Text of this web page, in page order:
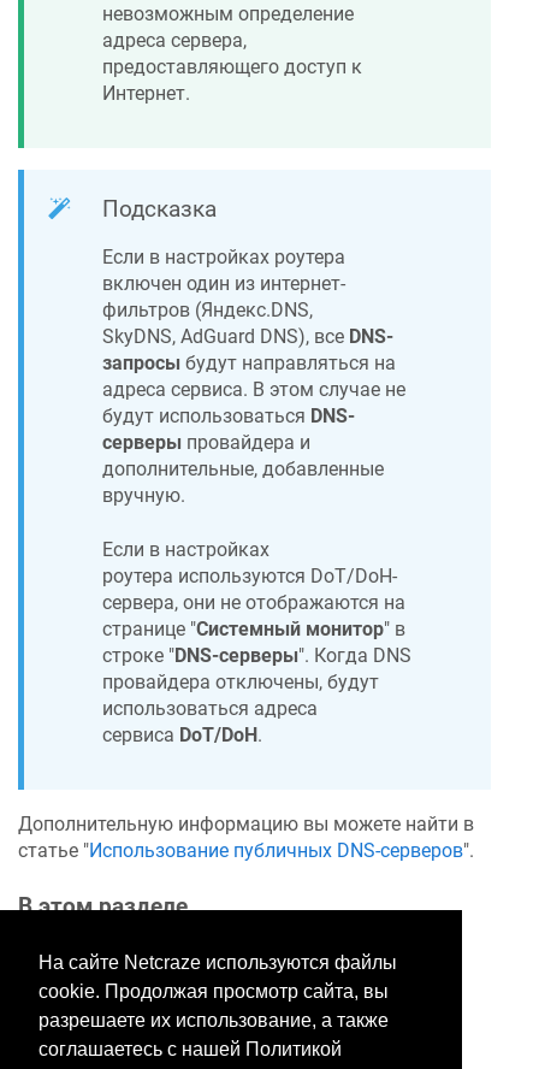
На сайте Netcraze используются файлы
cookie. Продолжая просмотр сайта, вы
разрешаете их использование, а также
соглашаетесь с нашей Политикой
невозможным определение
адреса сервера,
предоставляющего доступ к
Интернет.
Подсказка
Если в настройках роутера
включен один из интернет-
фильтров (Яндекс.DNS,
SkyDNS, AdGuard DNS), все DNS-
запросы будут направляться на
адреса сервиса. В этом случае не
будут использоваться DNS-
серверы провайдера и
дополнительные, добавленные
вручную.
Если в настройках
роутера используются DoT/DoH-
сервера, они не отображаются на
странице "Системный монитор" в
строке "DNS-серверы". Когда DNS
провайдера отключены, будут
использоваться адреса
сервиса DoT/DoH.
Дополнительную информацию вы можете найти в
статье "Использование публичных DNS-серверов".
В этом разделе
Хотите оставить отзыв?
Нажмите здесь, чтобы